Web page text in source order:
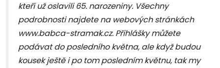
kteří už oslavili 65. narozeniny. Všechny
podrobnosti najdete na webových stránkách
www.babca-stramak.cz. Přihlášky můžete
podávat do posledního května, ale když budou
kousek ještě i po tom posledním květnu, tak my